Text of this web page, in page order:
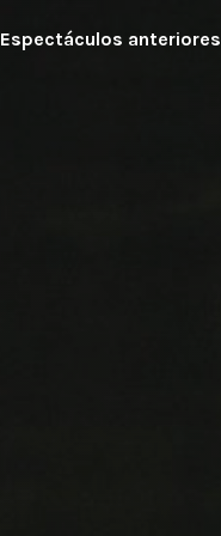
Espectáculos anteriores